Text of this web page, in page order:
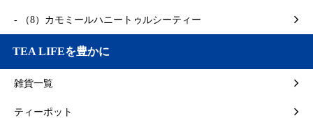
- （8）カモミールハニートゥルシーティー
TEA LIFEを豊かに
雑貨一覧
ティーポット